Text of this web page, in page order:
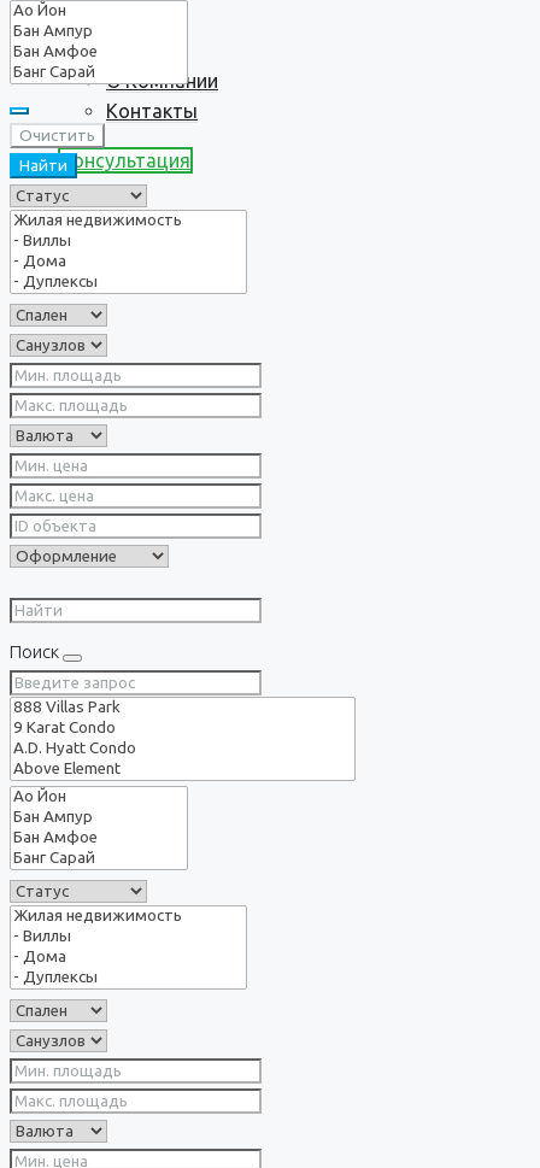
О нас
О Компании
Контакты
Консультация
Очистить
Найти
Поиск